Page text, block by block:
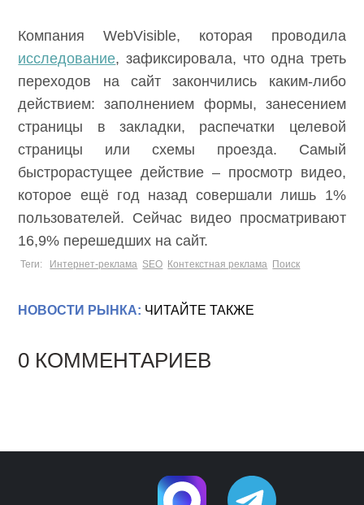
Компания WebVisible, которая проводила
исследование, зафиксировала, что одна треть
переходов на сайт закончились каким-либо
действием: заполнением формы, занесением
страницы в закладки, распечатки целевой
страницы или схемы проезда. Самый
быстрорастущее действие – просмотр видео,
которое ещё год назад совершали лишь 1%
пользователей. Сейчас видео просматривают
16,9% перешедших на сайт.
Теги: Интернет-реклама SEO Контекстная реклама Поиск
НОВОСТИ РЫНКА: ЧИТАЙТЕ ТАКЖЕ
0 КОММЕНТАРИЕВ